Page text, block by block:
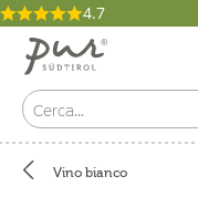
4.7
Vino bianco